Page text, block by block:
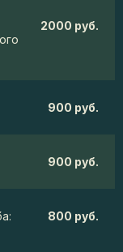
2000 руб.
900 руб.
900 руб.
800 руб.